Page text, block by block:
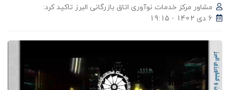
مشاور مرکز خدمات نوآوری اتاق بازرگانی البرز تاکید کرد:
6 دی 1402 - 19:15